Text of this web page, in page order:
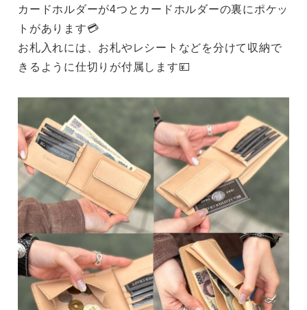
カードホルダーが4つとカードホルダーの裏にポケッ
トがあります💳
お札入れには、お札やレシートなどを分けて収納で
きるように仕切りが付属します💴